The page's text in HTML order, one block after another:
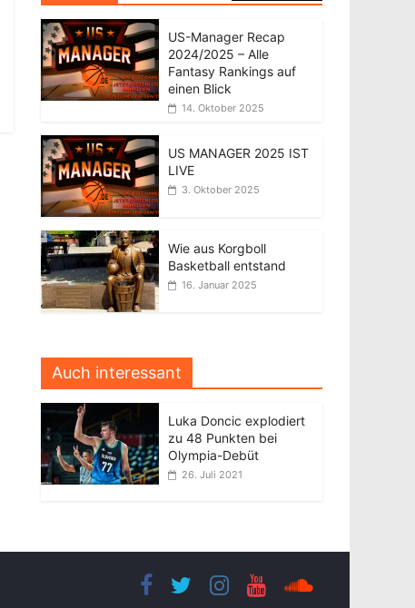
US-Manager Recap
2024/2025 – Alle
Fantasy Rankings auf
einen Blick
14. Oktober 2025
US MANAGER 2025 IST
LIVE
3. Oktober 2025
Wie aus Korgboll
Basketball entstand
16. Januar 2025
Auch interessant
Luka Doncic explodiert
zu 48 Punkten bei
Olympia-Debüt
26. Juli 2021